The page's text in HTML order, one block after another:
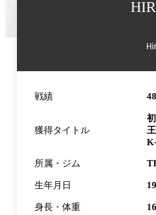
戦績
獲得タイトル
所属・ジム
生年月日
身長・体重